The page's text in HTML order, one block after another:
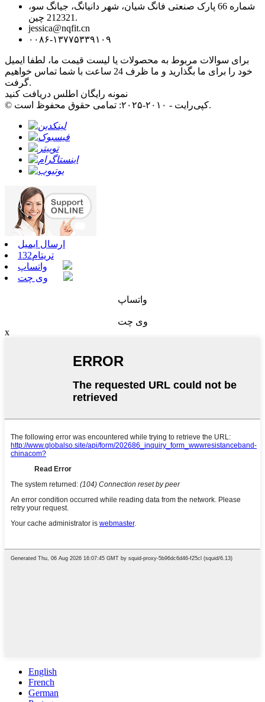
شماره 66 پارک صنعتی فانگ شیان، شهر دانیانگ، جیانگ سو،
212321 چین.
jessica@nqfit.cn
۰۰۸۶-۱۳۷۷۵۳۳۹۱۰۹
برای سوالات مربوط به محصولات یا لیست قیمت ما، لطفا ایمیل
خود را برای ما بگذارید و ما ظرف 24 ساعت با شما تماس خواهیم
گرفت.
نمونه رایگان اطلس دریافت کنید
© کپی‌رایت - ۲۰۱۰-۲۰۲۵: تمامی حقوق محفوظ است.
ارسال ایمیل
تریتام132
واتساپ
وی چت
واتساپ
وی چت
x
English
French
German